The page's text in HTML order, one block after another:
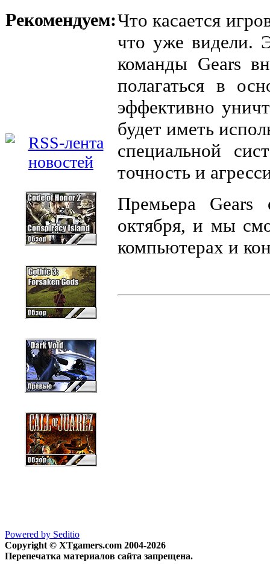
Рекомендуем:Что касается
что уже видели.
команды Gears
полагаться в
эффективно
будет иметь
специальной
точность и
Премьера
октября, и мы
компьютерах и
Powered by Seditio
Copyright © XTgamers.com 2004-2026
Перепечатка материалов сайта запрещена.